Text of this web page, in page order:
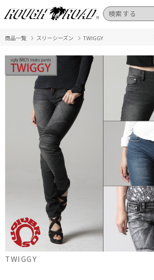
商品一覧 スリーシーズン TWIGGY
TWIGGY